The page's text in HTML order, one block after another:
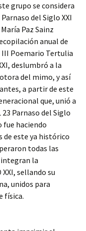
grupo se considera
del Siglo XXI
Paz Sainz
anual de
III Poemario Tertulia
deslumbró a la
del mimo, y así
a partir de este
que, unió a
23 Parnaso del Siglo
fue haciendo
de este ya histórico
todas las
la
XXI, sellando su
unidos para
física.